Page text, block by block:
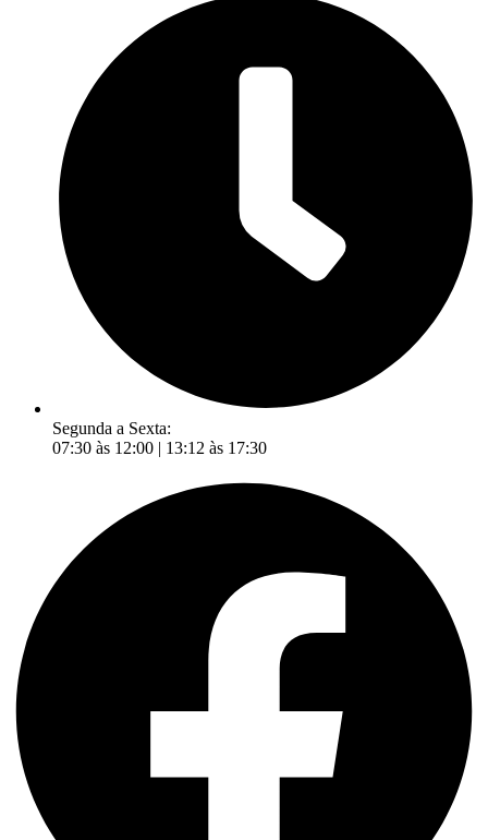
Segunda a Sexta:
07:30 às 12:00 | 13:12 às 17:30